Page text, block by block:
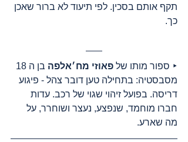
תקף אותם בסכין. לפי תיעוד לא ברור שאכן
כך.
‣ ספור מותו של פאוזי מח׳אלפה
מסבסטיה: בתחילה טען דובר צהל - פיגוע
דריסה. בפועל זיהוי שגוי של רכב. עדות
חברו מוחמד, שנפצע, נעצר ושוחרר, על
מה שארע.